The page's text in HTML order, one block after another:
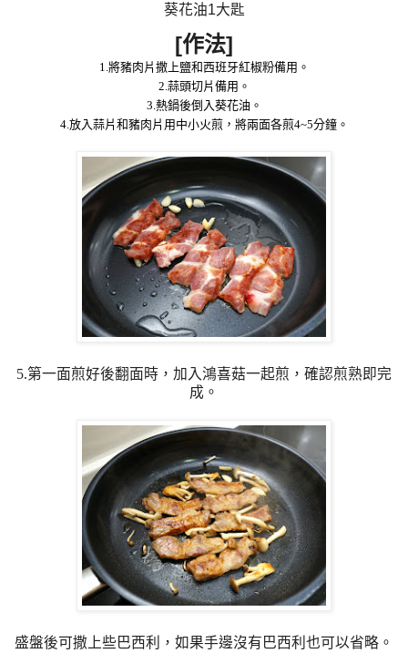
葵花油1大匙
[作法]
1.將豬肉片撒上鹽和西班牙紅椒粉備用。
2.蒜頭切片備用。
3.熱鍋後倒入葵花油。
4.放入蒜片和豬肉片用中小火煎，將兩面各煎4~5分鐘。
5.第一面煎好後翻面時，加入鴻喜菇一起煎，確認煎熟即完
成。
盛盤後可撒上些巴西利，如果手邊沒有巴西利也可以省略。